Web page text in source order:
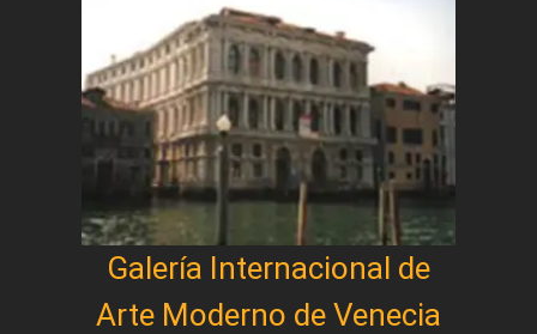
Galería Internacional de
Arte Moderno de Venecia